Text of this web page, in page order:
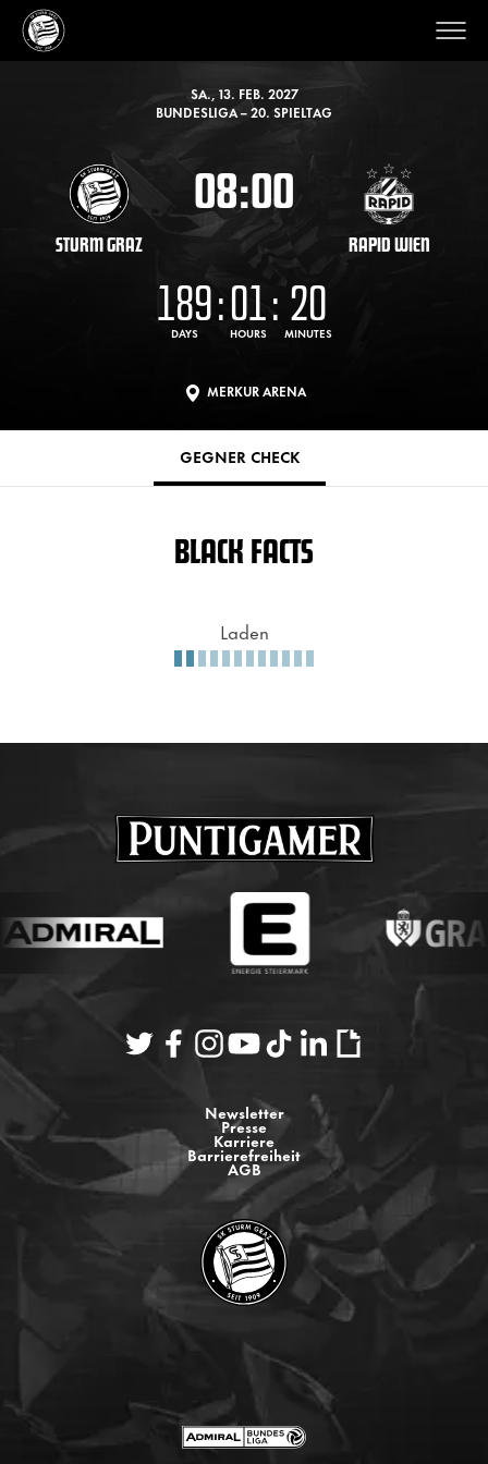
SA., 13. FEB. 2027
BUNDESLIGA – 20. SPIELTAG
STURM GRAZ
08:00
RAPID WIEN
189
DAYS
:01
HOURS
: 20
MINUTES
MERKUR ARENA
GEGNER CHECK
BLACK FACTS
Laden
Newsletter
Presse
Karriere
Barrierefreiheit
AGB